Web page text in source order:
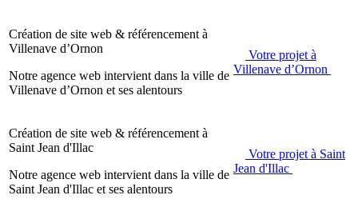
Création de site web & référencement à
Villenave d’Ornon
Notre agence web intervient dans la ville de
Villenave d’Ornon et ses alentours
Votre projet à
Villenave d’Ornon
Création de site web & référencement à
Saint Jean d'Illac
Notre agence web intervient dans la ville de
Saint Jean d'Illac et ses alentours
Votre projet à Saint
Jean d'Illac